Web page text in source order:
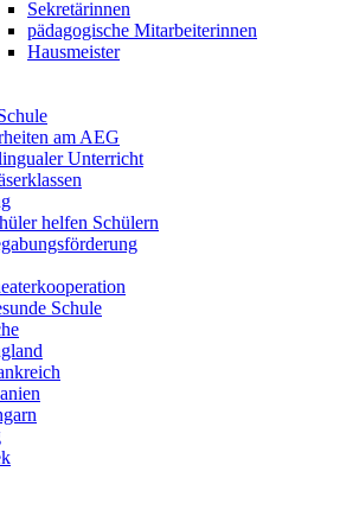
Sekretärinnen
pädagogische Mitarbeiterinnen
Hausmeister
am AEG
Unterricht
helfen Schülern
Schule